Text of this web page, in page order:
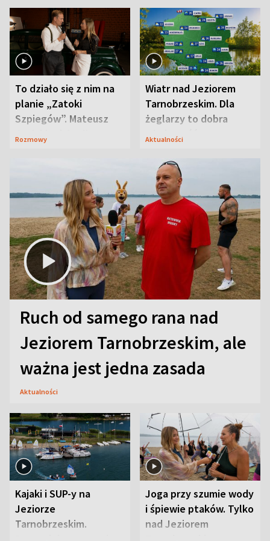
To działo się z nim na
planie „Zatoki
Szpiegów”. Mateusz
Janicki odsłonił
Rozmowy
Wiatr nad Jeziorem
Tarnobrzeskim. Dla
żeglarzy to dobra
wiadomość
Aktualności
Ruch od samego rana nad
Jeziorem Tarnobrzeskim, ale
ważna jest jedna zasada
Aktualności
Kajaki i SUP-y na
Jeziorze
Tarnobrzeskim.
Joga przy szumie wody
i śpiewie ptaków. Tylko
nad Jeziorem